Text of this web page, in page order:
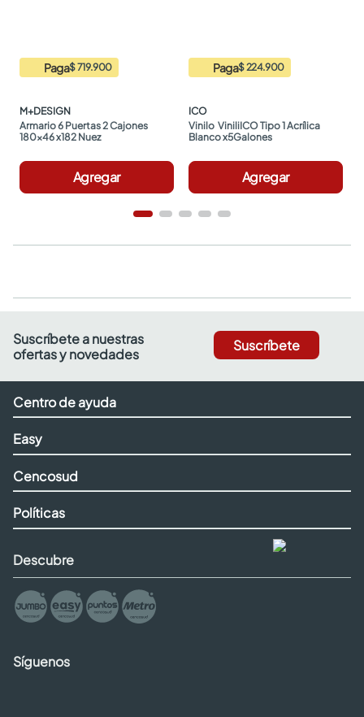
Paga$ 719.900
M+DESIGN
Armario 6 Puertas 2 Cajones
180x46 x182 Nuez
Agregar
Paga$ 224.900
ICO
Vinilo  ViniliICO Tipo 1 Acrílica
Blanco x5Galones
Agregar
Suscríbete a nuestras
ofertas y novedades
Suscríbete
Centro de ayuda
Easy
Cencosud
Políticas
Descubre
Síguenos